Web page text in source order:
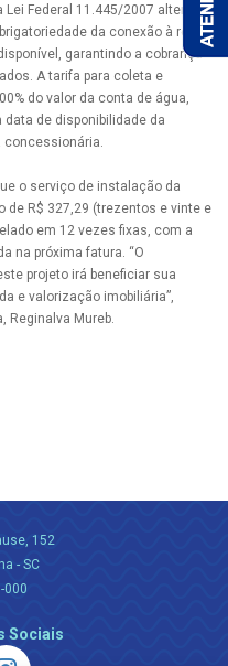
Federal 11.445/2007 alterada
da conexão à rede
garantindo a cobrança
A tarifa para coleta e
do valor da conta de água,
de disponibilidade da
o serviço de instalação da
R$ 327,29 (trezentos e vinte e
em 12 vezes fixas, com a
na próxima fatura. “O
projeto irá beneficiar sua
e valorização imobiliária”,
Reginalva Mureb.
152
- SC
000
Sociais